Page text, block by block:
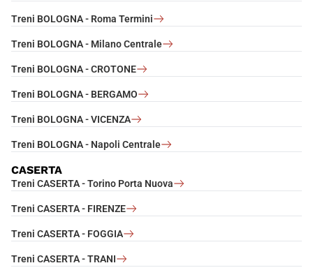
Treni BOLOGNA - Roma Termini
Treni BOLOGNA - Milano Centrale
Treni BOLOGNA - CROTONE
Treni BOLOGNA - BERGAMO
Treni BOLOGNA - VICENZA
Treni BOLOGNA - Napoli Centrale
CASERTA
Treni CASERTA - Torino Porta Nuova
Treni CASERTA - FIRENZE
Treni CASERTA - FOGGIA
Treni CASERTA - TRANI